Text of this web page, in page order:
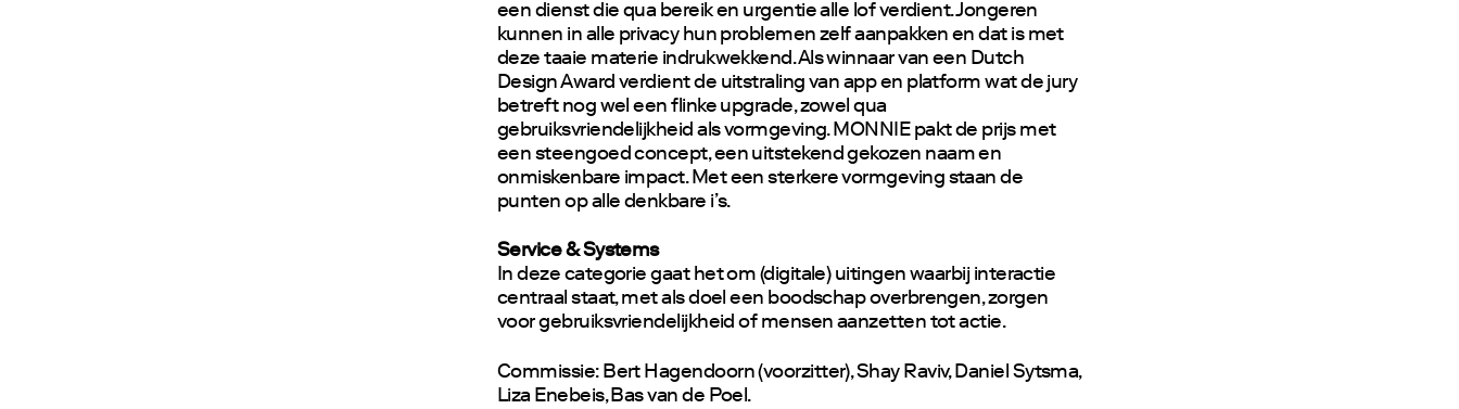
een dienst die qua bereik en urgentie alle lof verdient. Jongeren
kunnen in alle privacy hun problemen zelf aanpakken en dat is met
deze taaie materie indrukwekkend. Als winnaar van een Dutch
Design Award verdient de uitstraling van app en platform wat de jury
betreft nog wel een flinke upgrade, zowel qua
gebruiksvriendelijkheid als vormgeving. MONNIE pakt de prijs met
een steengoed concept, een uitstekend gekozen naam en
onmiskenbare impact. Met een sterkere vormgeving staan de
punten op alle denkbare i’s.
Service & Systems
In deze categorie gaat het om (digitale) uitingen waarbij interactie
centraal staat, met als doel een boodschap overbrengen, zorgen
voor gebruiksvriendelijkheid of mensen aanzetten tot actie.
Commissie: Bert Hagendoorn (voorzitter), Shay Raviv, Daniel Sytsma,
Liza Enebeis, Bas van de Poel.